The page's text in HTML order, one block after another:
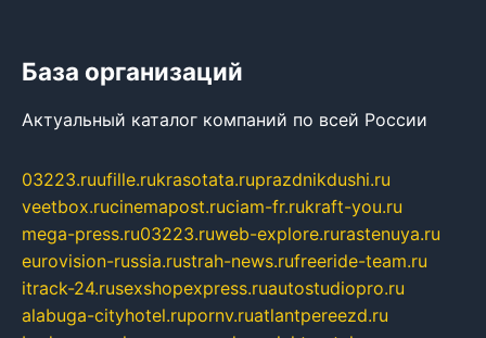
База организаций
Актуальный каталог компаний по всей России
03223.ruufille.rukrasotata.ruprazdnikdushi.ru
veetbox.rucinemapost.ruciam-fr.rukraft-you.ru
mega-press.ru03223.ruweb-explore.rurastenuya.ru
eurovision-russia.rustrah-news.rufreeride-team.ru
itrack-24.rusexshopexpress.ruautostudiopro.ru
alabuga-cityhotel.rupornv.ruatlantpereezd.ru